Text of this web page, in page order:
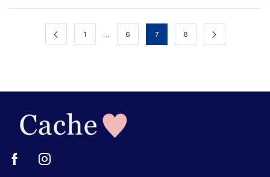
1 … 6 7 8